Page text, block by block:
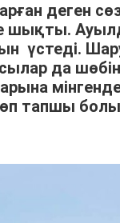
деген
шықты.
үстеді.
да
тапшы